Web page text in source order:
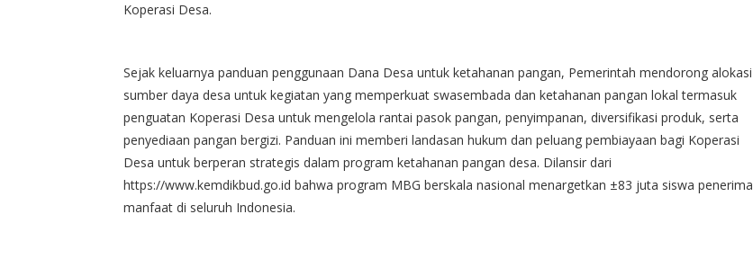
Koperasi Desa.
Sejak keluarnya panduan penggunaan Dana Desa untuk ketahanan pangan, Pemerintah mendorong alokasi
sumber daya desa untuk kegiatan yang memperkuat swasembada dan ketahanan pangan lokal termasuk
penguatan Koperasi Desa untuk mengelola rantai pasok pangan, penyimpanan, diversifikasi produk, serta
penyediaan pangan bergizi. Panduan ini memberi landasan hukum dan peluang pembiayaan bagi Koperasi
Desa untuk berperan strategis dalam program ketahanan pangan desa. Dilansir dari
https://www.kemdikbud.go.id bahwa program MBG berskala nasional menargetkan ±83 juta siswa penerima
manfaat di seluruh Indonesia.